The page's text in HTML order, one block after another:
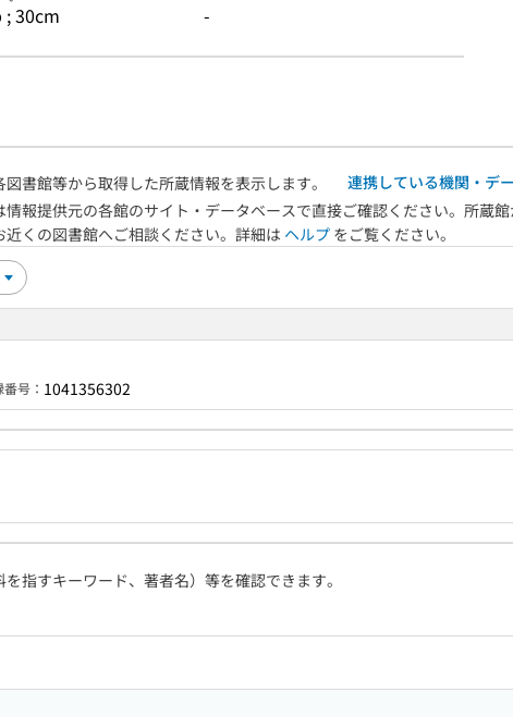
; 30cm -
書館等から取得した所蔵情報を表示します。
連携している機関・デ
報提供元の各館のサイト・データベースで直接ご確認ください。所蔵
くの図書館へご相談ください。詳細は ヘルプ をご覧ください。
号： 1041356302
指すキーワード、著者名）等を確認できます。